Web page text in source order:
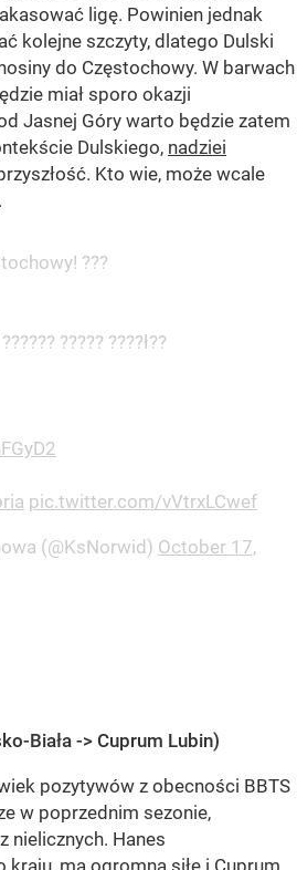
ligę. Powinien jednak
kolejne szczyty, dlatego Dulski
do Częstochowy. W barwach
miał sporo okazji
Jasnej Góry warto będzie zatem
Dulskiego, nadziei
Kto wie, może wcale
???
????? ????ł??
pic.twitter.com/vVtrxLCwef
(@KsNorwid) October 17,
Biała -> Cuprum Lubin)
pozytywów z obecności BBTS
w poprzednim sezonie,
nielicznych. Hanes
kraju, ma ogromną siłę i Cuprum